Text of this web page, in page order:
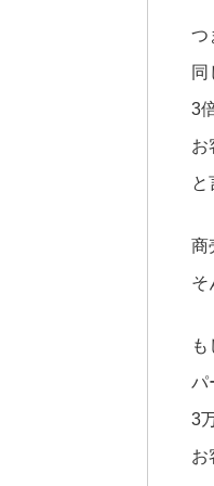
つ
同
3
お
と
商
そ
パ
3
お